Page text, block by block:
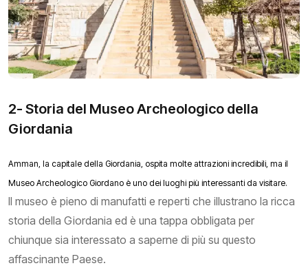
2- Storia del Museo Archeologico della
Giordania
Amman, la capitale della Giordania, ospita molte attrazioni incredibili, ma il
Museo Archeologico Giordano è uno dei luoghi più interessanti da visitare.
Il museo è pieno di manufatti e reperti che illustrano la ricca
storia della Giordania ed è una tappa obbligata per
chiunque sia interessato a saperne di più su questo
affascinante Paese.